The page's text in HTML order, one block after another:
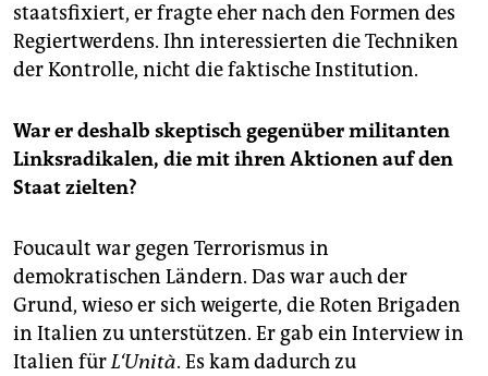
staatsfixiert, er fragte eher nach den Formen des
Regiertwerdens. Ihn interessierten die Techniken
der Kontrolle, nicht die faktische Institution.
War er deshalb skeptisch gegenüber militanten
Linksradikalen, die mit ihren Aktionen auf den
Staat zielten?
Foucault war gegen Terrorismus in
demokratischen Ländern. Das war auch der
Grund, wieso er sich weigerte, die Roten Brigaden
in Italien zu unterstützen. Er gab ein Interview in
Italien fürL‘Unità. Es kam dadurch zu